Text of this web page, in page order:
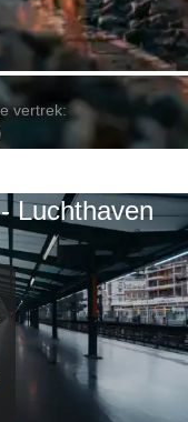
vertrek:
Luchthaven